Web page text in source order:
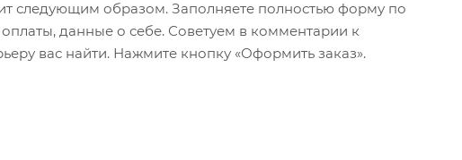
следующим образом. Заполняете полностью форму по
данные о себе. Советуем в комментарии к
вас найти. Нажмите кнопку «Оформить заказ».